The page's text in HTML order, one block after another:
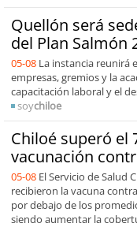
Quellón será
del Plan Salmón
05-08 La instancia reunirá
empresas, gremios y la
capacitación laboral y el
soychiloe
Chiloé superó el
vacunación
05-08 El Servicio de Salud
recibieron la vacuna
por debajo de los
siendo aumentar la